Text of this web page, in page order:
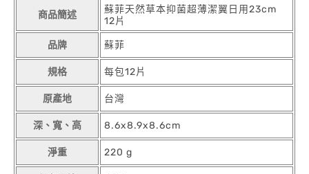
商品簡述
蘇菲天然草本抑菌超薄潔翼日用23cm
12片
品牌 蘇菲
規格 每包12片
原產地 台灣
深、寬、高 8.6x8.9x8.6cm
淨重 220 g